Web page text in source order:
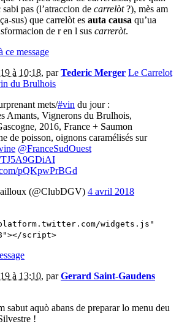
sabi pas (l’atraccion de carrelòt?), mès am
sus) que carrelòt es auta causa qu’ua
de r en l sus carreròt.
ce message
à 10:18, parTederic Merger Le Carrelot
du Brulhois
mets/#vin du jour :
Amants, Vignerons du Brulhois,
2016, France + Saumon
de poisson, oignons caramélisés sur
@FranceSudOuest
TJ5A9GDiAI
pQKpwPrBGd
(@ClubDGV) 4 avril 2018
widgets.js"
script>
à 13:10, parGerard Saint-Gaudens
sabut aquò abans de preparar lo menu deu
!